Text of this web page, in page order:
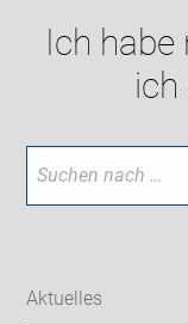
Ich habe
ich
Aktuelles